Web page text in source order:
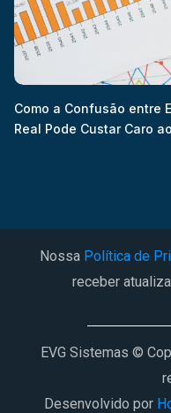
Como a Confusão entre
Real Pode Custar Caro
Nossa Política de
receber
EVG Sistemas ©
Desenvolvido por